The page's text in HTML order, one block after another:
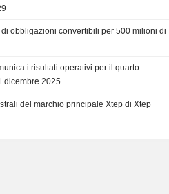
obbligazioni convertibili per 500 milioni di
i risultati operativi per il quarto
dicembre 2025
del marchio principale Xtep di Xtep